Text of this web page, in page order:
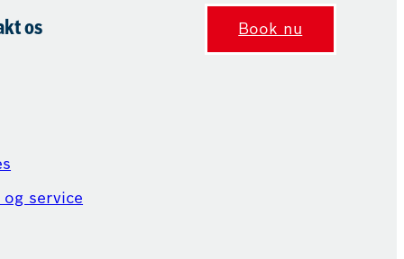
os Book nu
service